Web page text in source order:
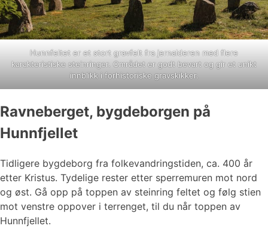
Hunnfeltet er et stort gravfelt fra jernalderen med flere
karakteristiske steinringer. Området er godt bevart og gir et unikt
innblikk i forhistoriske gravskikker.
Ravneberget, bygdeborgen på
Hunnfjellet
Tidligere bygdeborg fra folkevandringstiden, ca. 400 år
etter Kristus. Tydelige rester etter sperremuren mot nord
og øst. Gå opp på toppen av steinring feltet og følg stien
mot venstre oppover i terrenget, til du når toppen av
Hunnfjellet.